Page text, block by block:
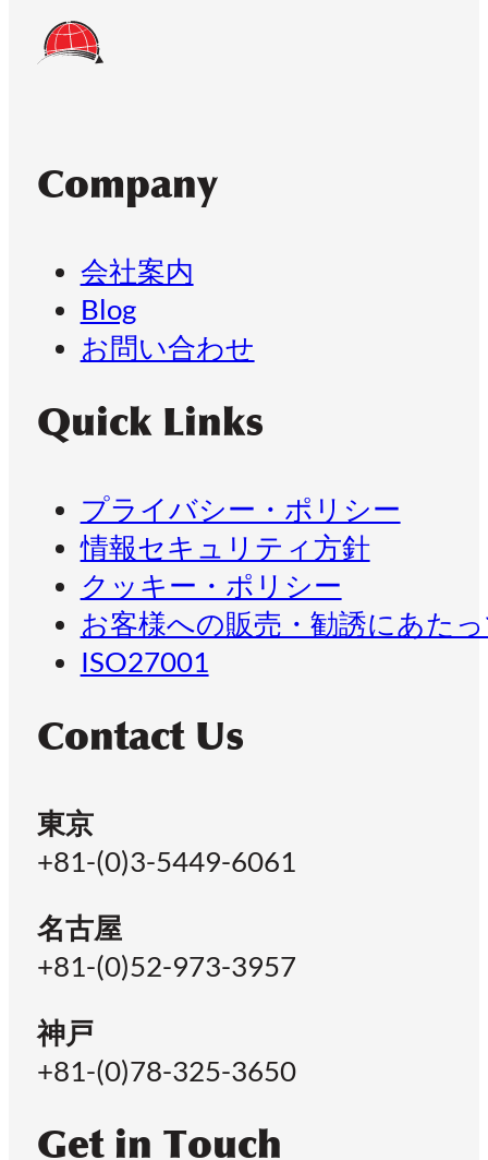
Company
会社案内
Blog
お問い合わせ
Quick Links
プライバシー・ポリシー
情報セキュリティ方針
クッキー・ポリシー
お客様への販売・勧誘にあた
ISO27001
Contact Us
東京
+81-(0)3-5449-6061
名古屋
+81-(0)52-973-3957
神戸
+81-(0)78-325-3650
Get in Touch